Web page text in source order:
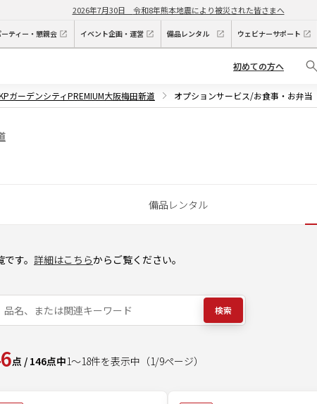
2026年7月30日 令和8年熊本地震により被災された皆さまへ
ティー・懇親会 イベント企画・運営 備品レンタル ウェビナーサポート
初めての方へ
ガーデンシティPREMIUM大阪梅田新道 オプションサービス/お食事・お弁当
備品レンタル
す。 詳細はこちらからご覧ください。
検索
点 / 146点中1～18件を表示中 （1/9ページ）